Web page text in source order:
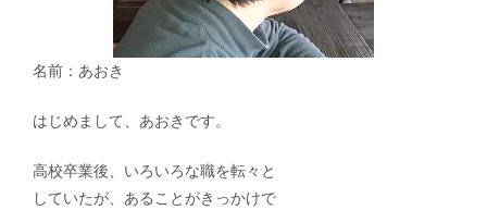
名前：あおき
はじめまして、あおきです。
高校卒業後、いろいろな職を転々と
していたが、あることがきっかけで